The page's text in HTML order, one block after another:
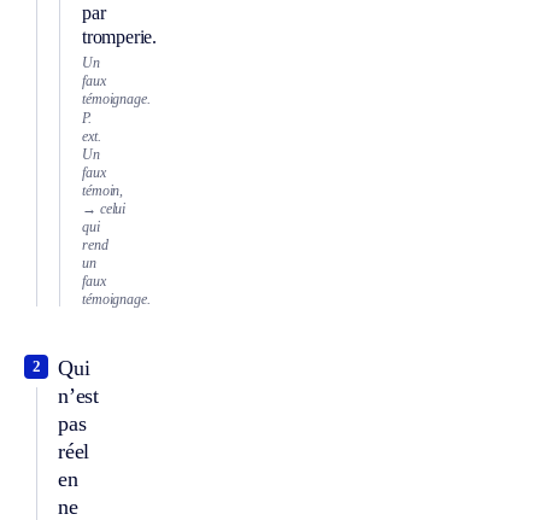
par
tromperie.
Un
faux
témoignage.
P.
ext.
Un
faux
témoin,
→ celui
qui
rend
un
faux
témoignage.
Qui
n’est
pas
réel
en
ne
2